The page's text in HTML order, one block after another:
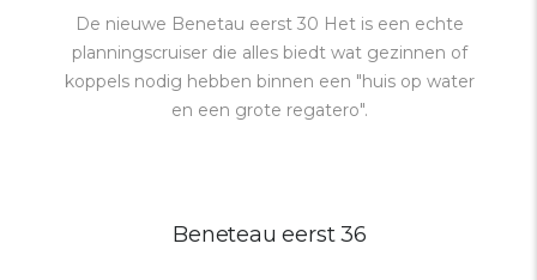
De nieuwe Benetau eerst 30 Het is een echte
planningscruiser die alles biedt wat gezinnen of
koppels nodig hebben binnen een "huis op water
en een grote regatero".
Beneteau eerst 36